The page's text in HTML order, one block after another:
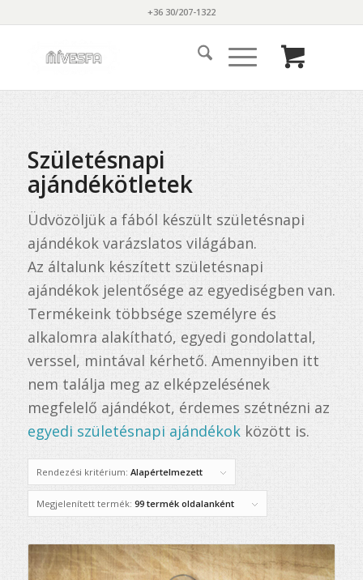
+36 30/207-1322
Születésnapi
ajándékötletek
Üdvözöljük a fából készült születésnapi
ajándékok varázslatos világában.
Az általunk készített születésnapi
ajándékok jelentősége az egyediségben van.
Termékeink többsége személyre és
alkalomra alakítható, egyedi gondolattal,
verssel, mintával kérhető. Amennyiben itt
nem találja meg az elképzelésének
megfelelő ajándékot, érdemes szétnézni az
egyedi születésnapi ajándékok között is.
Rendezési kritérium: Alapértelmezett
Megjelenített termék: 99 termék oldalanként